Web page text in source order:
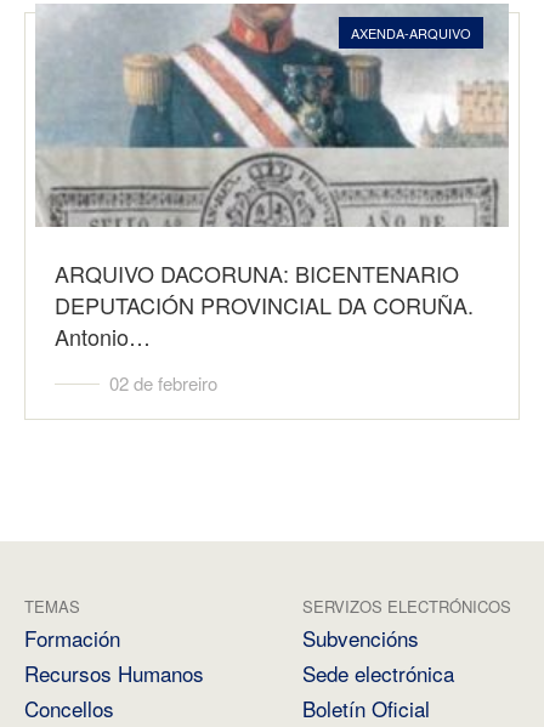
AXENDA-ARQUIVO
ARQUIVO DACORUNA: BICENTENARIO
DEPUTACIÓN PROVINCIAL DA CORUÑA.
Antonio…
02 de febreiro
TEMAS
Formación
Recursos Humanos
Concellos
SERVIZOS ELECTRÓNICOS
Subvencións
Sede electrónica
Boletín Oficial